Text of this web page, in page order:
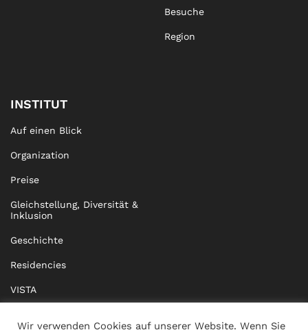
Besuche
Region
INSTITUT
Auf einen Blick
Organization
Preise
Gleichstellung, Diversität &
Inklusion
Geschichte
Residencies
VISTA
Wir verwenden Cookies auf unserer Website. Wenn Sie